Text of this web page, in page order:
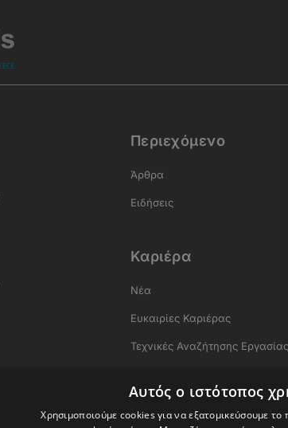
Περιεχόμενο
Άρθρα
Ειδήσεις
Καριέρα
Νέα
Ευκαιρίες Καριέρας
Τεχνικές Αναζήτησης Εργασίας
Σύνταξη Συνοδευτικής
Αυτός ο ιστότοπος
Χρησιμοποιούμε cookies για να εξατομικεύσουμε το